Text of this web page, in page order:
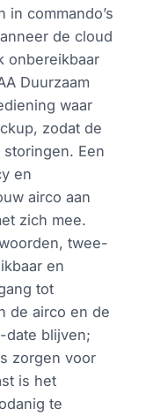
commando’s
de cloud
onbereikbaar
Duurzaam
waar
zodat de
Een
en
airco aan
zich mee.
twee-
en
tot
de airco en de
date blijven;
zorgen voor
is het
te